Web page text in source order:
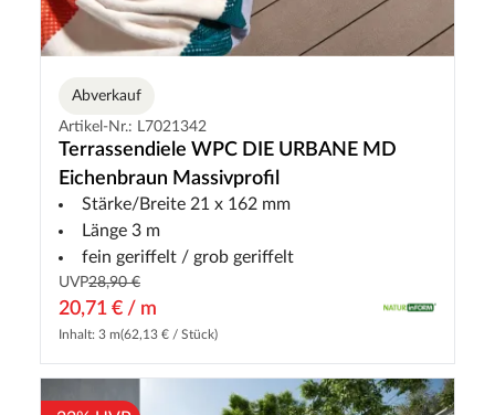
Abverkauf
Artikel-Nr.: L7021342
Terrassendiele WPC DIE URBANE MD
Eichenbraun Massivprofil
Stärke/Breite 21 x 162 mm
Länge 3 m
fein geriffelt / grob geriffelt
UVP28,90 €
20,71 € / m
Inhalt: 3 m(62,13 € / Stück)